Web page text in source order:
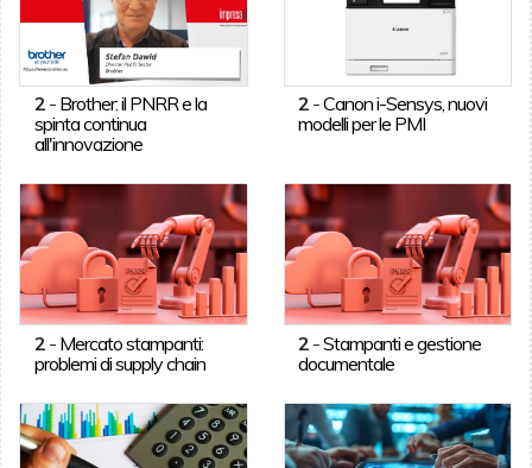
2- Brother: il PNRR e la
spinta continua
all'innovazione
2 -Canon i-Sensys, nuovi
modelli per le PMI
2- Mercato stampanti:
problemi di supply chain
2 -Stampanti e gestione
documentale